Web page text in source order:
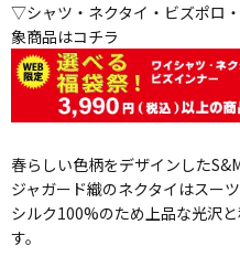
▽シャツ・ネクタイ・ビズポロ
象商品はコチラ
春らしい色柄をデザインした
ジャガード織のネクタイはスー
シルク100%のため上品な光沢
す。